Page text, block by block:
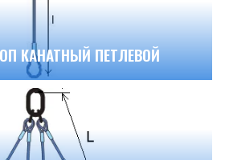
КАНАТНЫЙ ПЕТЛЕВОЙ